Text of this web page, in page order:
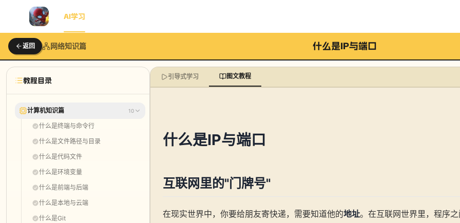
AI学习
返回 网络知识篇 什么是IP与端口
教程目录
计算机知识篇 10
什么是终端与命令行
什么是文件路径与目录
什么是代码文件
什么是环境变量
什么是前端与后端
什么是本地与云端
什么是Git
引导式学习 图文教程
什么是IP与端口
互联网里的"门牌号"
在现实世界中，你要给朋友寄快递，需要知道他的地址。在互联网世界里，程序